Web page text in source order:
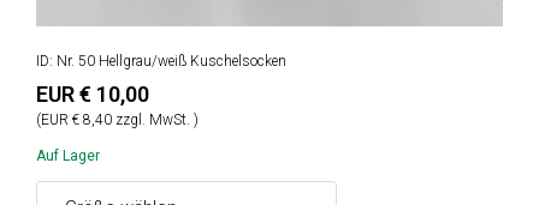
ID: Nr. 50 Hellgrau/weiß Kuschelsocken
EUR € 10,00
(EUR € 8,40 zzgl. MwSt. )
Auf Lager